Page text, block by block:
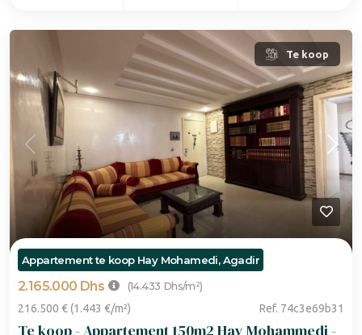
Te koop
Appartement te koop Hay Mohamedi, Agadir
2.165.000 Dhs
(14.433 Dhs/m²)
216.500 € (1.443 €/m²)
Ref. 74c3e69b31
Te koop - Appartement 150m2 Hay Mohammedi -